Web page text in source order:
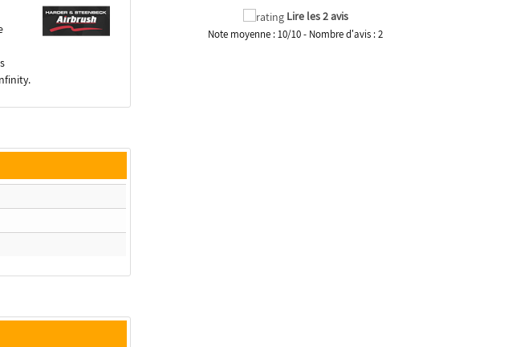
Lire les 2 avis
Note moyenne :10/10- Nombre d'avis :2